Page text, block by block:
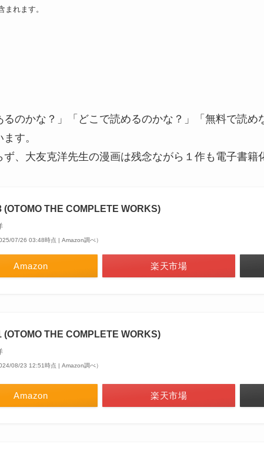
れます。
るのかな？」「どこで読めるのかな？」「無料で読
す。
、大友克洋先生の漫画は残念ながら１作も電子書籍
(OTOMO THE COMPLETE WORKS)
07/26 03:48時点 | Amazon調べ）
Amazon 楽天市場
(OTOMO THE COMPLETE WORKS)
08/23 12:51時点 | Amazon調べ）
Amazon 楽天市場